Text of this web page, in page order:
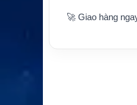
🚀 Giao hàng